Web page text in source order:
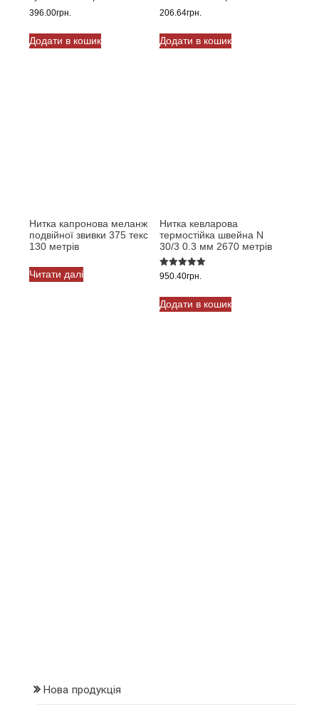
396.00грн.
Додати в кошик
206.64грн.
Додати в кошик
Нитка капронова меланж
подвійної звивки 375 текс
130 метрів
Читати далі
Нитка кевларова
термостійка швейна N
30/3 0.3 мм 2670 метрів
Оцінено в
950.40грн.
Додати в кошик
Нова продукція